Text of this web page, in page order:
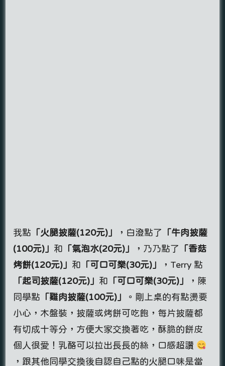
我點 「火腿披薩(120元)」 ，白澄點了
「牛肉披薩
(100元)」 和 「氣泡水(20元)」 ，乃乃點了
「香菇
烤餅(120元)」 和 「可口可樂(30元)」
，Terry 點
「起司披薩(120元)」 和 「可口可樂(30元)」
，陳
同學點 「雞肉披薩(100元)」
。剛上桌的有點燙要
小心，木盤裝，披薩或烤餅可吃飽，每片披薩都
有切成十等分，方便大家交換著吃，酥脆的餅皮
個人很愛！乳酪可以拉出長長的絲，口感超讚
，跟其他同學交換後自認自己點的火腿口味是當